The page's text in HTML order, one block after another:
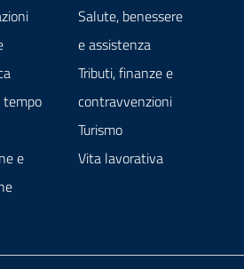
tempo
e
Salute, benessere
e assistenza
Tributi, finanze e
contravvenzioni
Turismo
Vita lavorativa